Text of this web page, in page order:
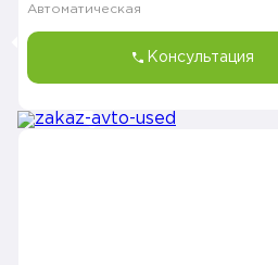
Автоматическая
Консультация